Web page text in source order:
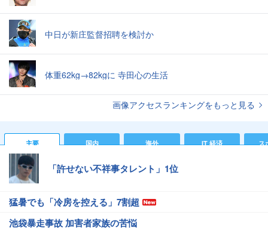
中日が新庄監督招聘を検討か
体重62kg→82kgに 寺田心の生活
画像アクセスランキングをもっと見る
主要 国内 海外 IT 経済 ス
「許せない不祥事タレント」1位
猛暑でも「冷房を控える」7割超
池袋暴走事故 加害者家族の苦悩